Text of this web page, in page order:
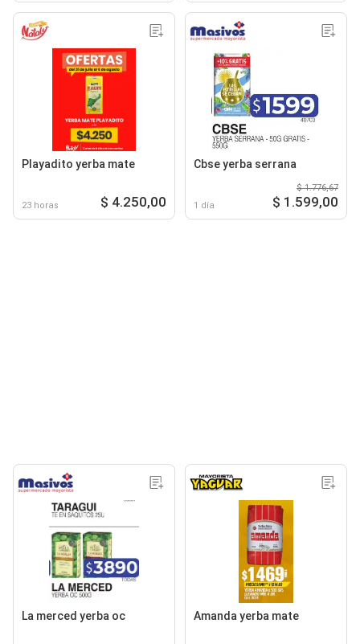
Playadito yerba mate
23 horas $ 4.250,00
Cbse yerba serrana
1 día
$ 1.776,67
$ 1.599,00
La merced yerba oc Amanda yerba mate